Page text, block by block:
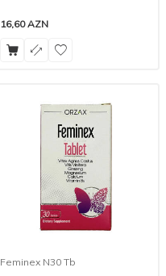
16,60AZN
Feminex N30 Tb